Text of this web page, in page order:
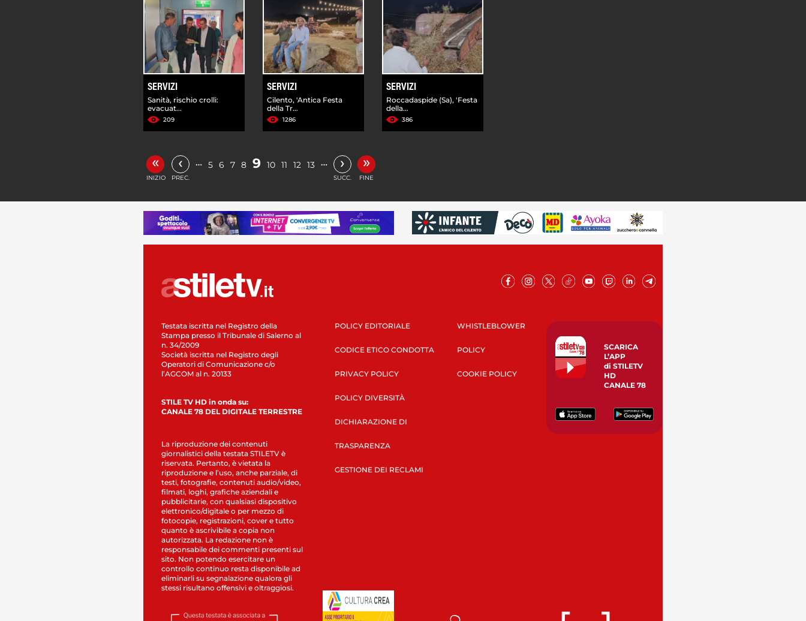
SERVIZI
Sanità, rischio crolli:
evacuat...
209
SERVIZI
Cilento, 'Antica Festa
della Tr...
1286
SERVIZI
Roccadaspide (Sa), 'Festa
della...
386
«
INIZIO
‹
PREC.
… 5 6 7 8 9 10 11 12 13 … ›
SUCC.
»
FINE
Testata iscritta nel Registro della
Stampa presso il Tribunale di Salerno al
n. 34/2009
Società iscritta nel Registro degli
Operatori di Comunicazione c/o
l’AGCOM al n. 20133
STILE TV HD in onda su:
CANALE 78 DEL DIGITALE TERRESTRE
La riproduzione dei contenuti
giornalistici della testata STILETV è
riservata. Pertanto, è vietata la
riproduzione e l’uso, anche parziale, di
testi, fotografie, contenuti audio/video,
filmati, loghi, grafiche aziendali e
pubblicitarie, con qualsiasi dispositivo
elettronico/digitale o per mezzo di
fotocopie, registrazioni, cover e tutto
quanto è ascrivibile a copia non
autorizzata. La redazione non è
responsabile dei commenti presenti sul
sito. Non potendo esercitare un
controllo continuo resta disponibile ad
eliminarli su segnalazione qualora gli
stessi risultano offensivi e oltraggiosi.
POLICY EDITORIALE
CODICE ETICO CONDOTTA
PRIVACY POLICY
POLICY DIVERSITÀ
DICHIARAZIONE DI
TRASPARENZA
GESTIONE DEI RECLAMI
WHISTLEBLOWER
POLICY
COOKIE POLICY
SCARICA
L’APP
di STILETV
HD
CANALE 78